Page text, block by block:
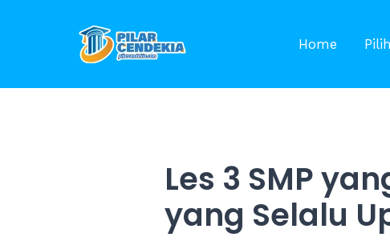
Home
Les 3 SMP
yang Selalu